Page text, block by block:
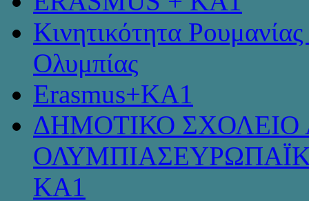
Κινητικότητα
Ολυμπίας
Erasmus+KA1
ΔΗΜΟΤΙΚΟ ΣΧΟΛΕΙΟ
KA1